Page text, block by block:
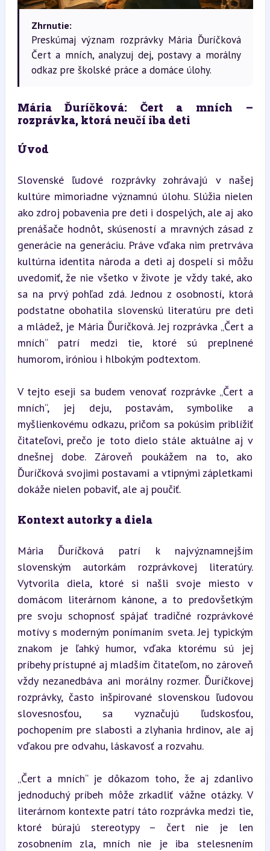
Zhrnutie:
Preskúmaj význam rozprávky Mária Ďuríčková
Čert a mních, analyzuj dej, postavy a morálny
odkaz pre školské práce a domáce úlohy.
Mária Ďuríčková: Čert a mních –
rozprávka, ktorá neučí iba deti
Úvod
Slovenské ľudové rozprávky zohrávajú v našej
kultúre mimoriadne významnú úlohu. Slúžia nielen
ako zdroj pobavenia pre deti i dospelých, ale aj ako
prenášače hodnôt, skúseností a mravných zásad z
generácie na generáciu. Práve vďaka nim pretrváva
kultúrna identita národa a deti aj dospelí si môžu
uvedomiť, že nie všetko v živote je vždy také, ako
sa na prvý pohľad zdá. Jednou z osobností, ktorá
podstatne obohatila slovenskú literatúru pre deti
a mládež, je Mária Ďuríčková. Jej rozprávka „Čert a
mních“ patrí medzi tie, ktoré sú preplnené
humorom, iróniou i hlbokým podtextom.
V tejto eseji sa budem venovať rozprávke „Čert a
mních“, jej deju, postavám, symbolike a
myšlienkovému odkazu, pričom sa pokúsim priblížiť
čitateľovi, prečo je toto dielo stále aktuálne aj v
dnešnej dobe. Zároveň poukážem na to, ako
Ďuríčková svojimi postavami a vtipnými zápletkami
dokáže nielen pobaviť, ale aj poučiť.
Kontext autorky a diela
Mária Ďuríčková patrí k najvýznamnejším
slovenským autorkám rozprávkovej literatúry.
Vytvorila diela, ktoré si našli svoje miesto v
domácom literárnom kánone, a to predovšetkým
pre svoju schopnosť spájať tradičné rozprávkové
motívy s moderným ponímaním sveta. Jej typickým
znakom je ľahký humor, vďaka ktorému sú jej
príbehy prístupné aj mladším čitateľom, no zároveň
vždy nezanedbáva ani morálny rozmer. Ďuríčkovej
rozprávky, často inšpirované slovenskou ľudovou
slovesnosťou, sa vyznačujú ľudskosťou,
pochopením pre slabosti a zlyhania hrdinov, ale aj
vďakou pre odvahu, láskavosť a rozvahu.
„Čert a mních“ je dôkazom toho, že aj zdanlivo
jednoduchý príbeh môže zrkadliť vážne otázky. V
literárnom kontexte patrí táto rozprávka medzi tie,
ktoré búrajú stereotypy – čert nie je len
zosobnením zla, mních nie je iba stelesnením